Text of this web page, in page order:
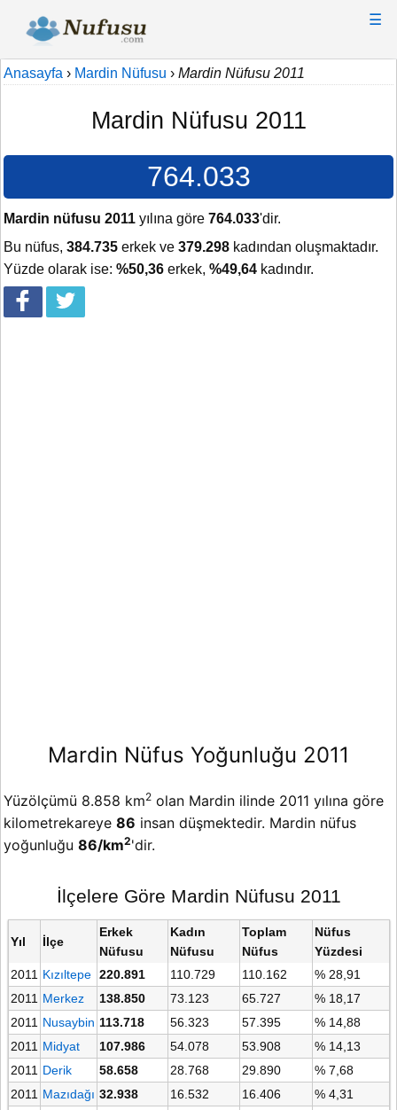
☰
Anasayfa › Mardin Nüfusu › Mardin Nüfusu 2011
Mardin Nüfusu 2011
764.033
Mardin nüfusu 2011 yılına göre 764.033'dir.
Bu nüfus, 384.735 erkek ve 379.298 kadından oluşmaktadır.
Yüzde olarak ise: %50,36 erkek, %49,64 kadındır.
Mardin Nüfus Yoğunluğu 2011
Yüzölçümü 8.858 km2 olan Mardin ilinde 2011 yılına göre
kilometrekareye 86 insan düşmektedir. Mardin nüfus
yoğunluğu 86/km2'dir.
İlçelere Göre Mardin Nüfusu 2011
Yıl İlçe
Erkek
Nüfusu
Kadın
Nüfusu
Toplam
Nüfus
Nüfus
Yüzdesi
2011 Kızıltepe 220.891 110.729 110.162
% 28,91
2011 Merkez 138.850 73.123 65.727
% 18,17
2011 Nusaybin 113.718 56.323 57.395
% 14,88
2011 Midyat 107.986 54.078 53.908
% 14,13
2011 Derik 58.658 28.768 29.890
% 7,68
2011 Mazıdağı 32.938 16.532 16.406
% 4,31